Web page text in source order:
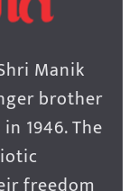
Manik
brother
1946. The